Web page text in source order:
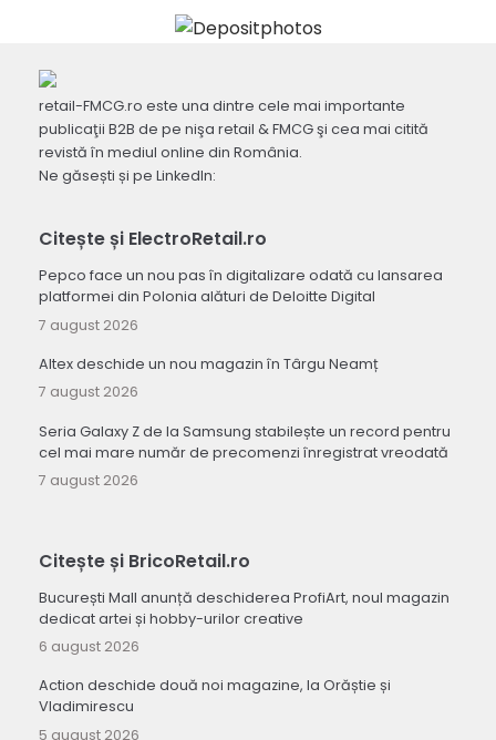
retail-FMCG.ro este una dintre cele mai importante
publicaţii B2B de pe nişa retail & FMCG şi cea mai citită
revistă în mediul online din România.
Ne găsești și pe LinkedIn:
Citește și ElectroRetail.ro
Pepco face un nou pas în digitalizare odată cu lansarea
platformei din Polonia alături de Deloitte Digital
7 august 2026
Altex deschide un nou magazin în Târgu Neamț
7 august 2026
Seria Galaxy Z de la Samsung stabilește un record pentru
cel mai mare număr de precomenzi înregistrat vreodată
7 august 2026
Citește și BricoRetail.ro
București Mall anunță deschiderea ProfiArt, noul magazin
dedicat artei și hobby-urilor creative
6 august 2026
Action deschide două noi magazine, la Orăștie și
Vladimirescu
5 august 2026